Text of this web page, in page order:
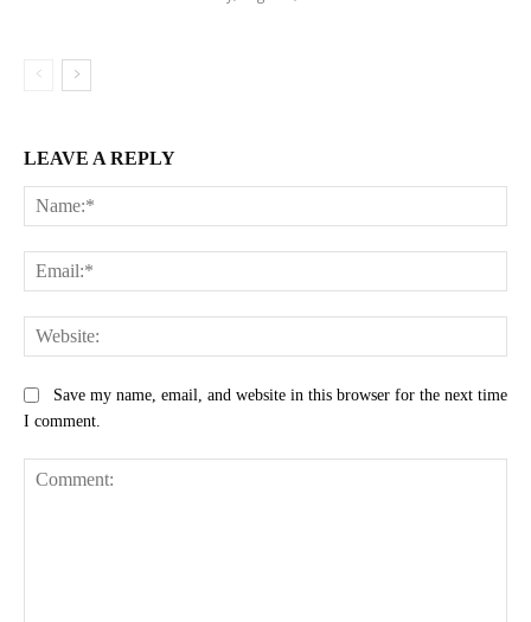
LEAVE A REPLY
Save my name, email, and website in this browser for the next time
I comment.